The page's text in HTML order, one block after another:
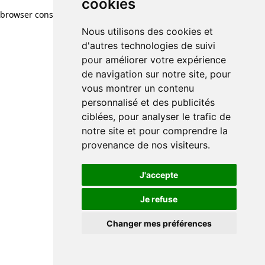
cookies
Nous utilisons des cookies et
d'autres technologies de suivi
pour améliorer votre expérience
de navigation sur notre site, pour
vous montrer un contenu
personnalisé et des publicités
ciblées, pour analyser le trafic de
notre site et pour comprendre la
provenance de nos visiteurs.
J'accepte
Je refuse
Changer mes préférences
browser console for more information)